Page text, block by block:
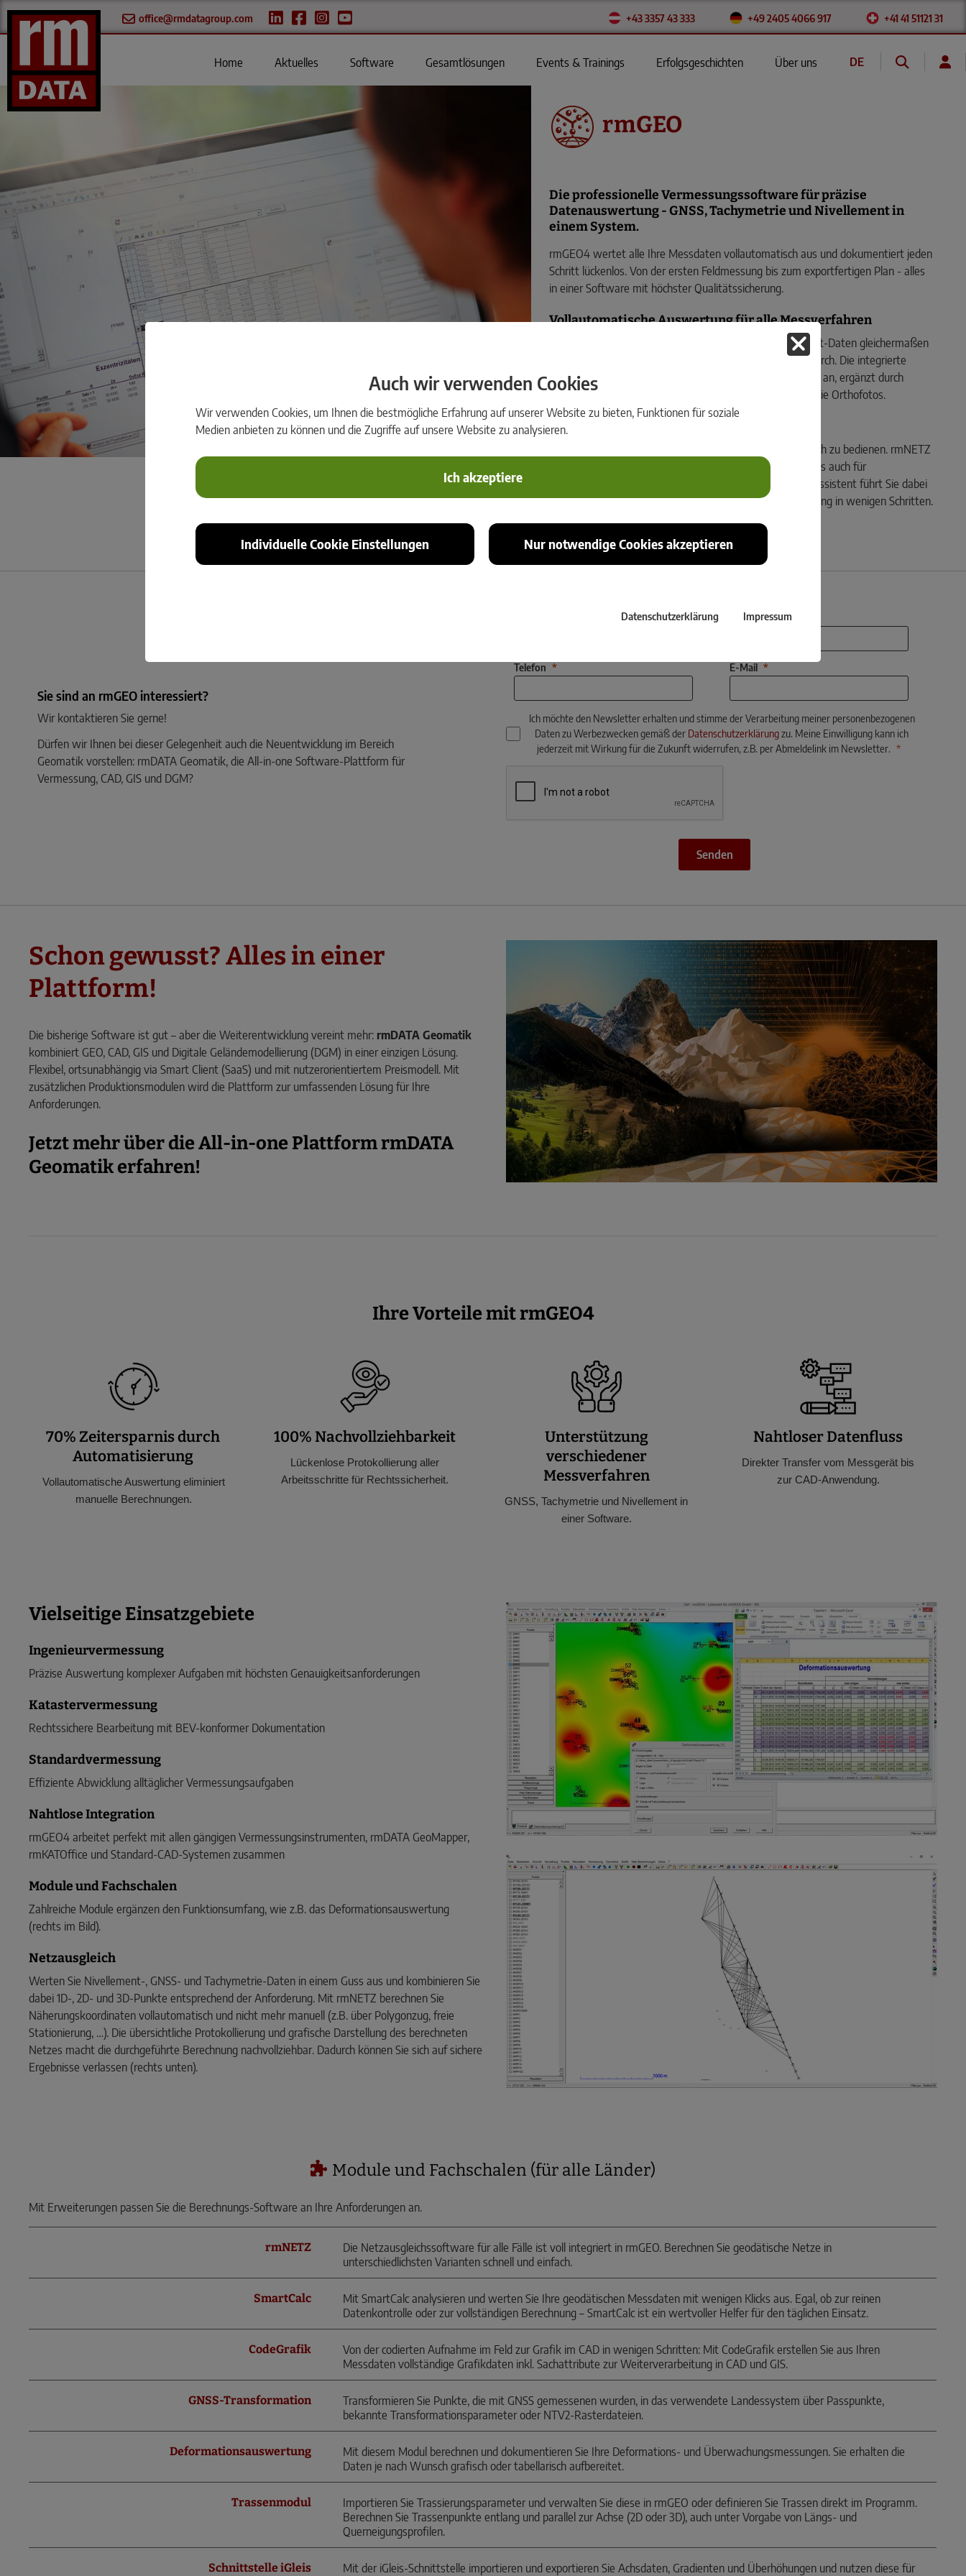
Auch wir verwenden Cookies
Wir verwenden Cookies, um Ihnen die bestmögliche Erfahrung auf unserer Website zu bieten, Funktionen für soziale
Medien anbieten zu können und die Zugriffe auf unsere Website zu analysieren.
Ich akzeptiere
Individuelle Cookie Einstellungen Nur notwendige Cookies akzeptieren
Datenschutzerklärung Impressum
office@rmdatagroup.com +43 3357 43 333 +49 2405 4066 917 +41 41 51121 31
Home Aktuelles Software Gesamtlösungen Events & Trainings Erfolgsgeschichten Über uns
DE
rmGEO
Die professionelle Vermessungssoftware für präzise
Datenauswertung - GNSS, Tachymetrie und Nivellement in
einem System.
rmGEO4 wertet alle Ihre Messdaten vollautomatisch aus und dokumentiert jeden
Schritt lückenlos. Von der ersten Feldmessung bis zum exportfertigen Plan - alles
in einer Software mit höchster Qualitätssicherung.
Vollautomatische Auswertung für alle Messverfahren
rmGEO4 beherrscht GNSS-, Tachymetrie- und Nivellement-Daten gleichermaßen
und führt alle geodätischen Berechnungen automatisch durch. Die integrierte
Grafik zeigt Punkte und Messkonstellationen übersichtlich an, ergänzt durch
Bemaßungen, Redlining-Objekte und Hintergrunddaten wie Orthofotos.
Netzausgleichung mit rmNETZ
Die Software für Netzausgleichung ist vielseitig und einfach zu bedienen. rmNETZ
eignet sich sowohl für alltägliche Vermessungsaufgaben als auch für
anspruchsvolle ingenieurgeodätische Anwendungen. Ein Assistent führt Sie dabei
durch die Netzdefinition und Berechnung – Netzausgleichung in wenigen Schritten.
Sie sind an rmGEO interessiert?
Wir kontaktieren Sie gerne!
Dürfen wir Ihnen bei dieser Gelegenheit auch die Neuentwicklung im Bereich
Geomatik vorstellen: rmDATA Geomatik, die All-in-one Software-Plattform für
Vermessung, CAD, GIS und DGM?
Telefon
Nachname
E-Mail
Ich möchte den Newsletter erhalten und stimme der Verarbeitung meiner personenbezogenen
Daten zu Werbezwecken gemäß der Datenschutzerklärungzu. Meine Einwilligung kann ich
jederzeit mit Wirkung für die Zukunft widerrufen, z.B. per Abmeldelink im Newsletter.
Senden
Schon gewusst? Alles in einer
Plattform!
Die bisherige Software ist gut – aber die Weiterentwicklung vereint mehr: rmDATA Geomatik
kombiniert GEO, CAD, GIS und Digitale Geländemodellierung (DGM) in einer einzigen Lösung.
Flexibel, ortsunabhängig via Smart Client (SaaS) und mit nutzerorientiertem Preismodell. Mit
zusätzlichen Produktionsmodulen wird die Plattform zur umfassenden Lösung für Ihre
Anforderungen.
Jetzt mehr über die All-in-one Plattform rmDATA
Geomatik erfahren!
Ihre Vorteile mit rmGEO4
70% Zeitersparnis durch
Automatisierung
Vollautomatische Auswertung eliminiert
manuelle Berechnungen.
100% Nachvollziehbarkeit
Lückenlose Protokollierung aller
Arbeitsschritte für Rechtssicherheit.
Unterstützung
verschiedener
Messverfahren
GNSS, Tachymetrie und Nivellement in
einer Software.
Nahtloser Datenfluss
Direkter Transfer vom Messgerät bis
zur CAD-Anwendung.
Vielseitige Einsatzgebiete
Ingenieurvermessung
Präzise Auswertung komplexer Aufgaben mit höchsten Genauigkeitsanforderungen
Katastervermessung
Rechtssichere Bearbeitung mit BEV-konformer Dokumentation
Standardvermessung
Effiziente Abwicklung alltäglicher Vermessungsaufgaben
Nahtlose Integration
rmGEO4 arbeitet perfekt mit allen gängigen Vermessungsinstrumenten, rmDATA GeoMapper,
rmKATOffice und Standard-CAD-Systemen zusammen
Module und Fachschalen
Zahlreiche Module ergänzen den Funktionsumfang, wie z.B. das Deformationsauswertung
(rechts im Bild).
Netzausgleich
Werten Sie Nivellement-, GNSS- und Tachymetrie-Daten in einem Guss aus und kombinieren Sie
dabei 1D-, 2D- und 3D-Punkte entsprechend der Anforderung. Mit rmNETZ berechnen Sie
Näherungskoordinaten vollautomatisch und nicht mehr manuell (z.B. über Polygonzug, freie
Stationierung, …). Die übersichtliche Protokollierung und grafische Darstellung des berechneten
Netzes macht die durchgeführte Berechnung nachvollziehbar. Dadurch können Sie sich auf sichere
Ergebnisse verlassen (rechts unten).
Module und Fachschalen (für alle Länder)
Mit Erweiterungen passen Sie die Berechnungs-Software an Ihre Anforderungen an.
rmNETZ
Die Netzausgleichssoftware für alle Fälle ist voll integriert in rmGEO. Berechnen Sie geodätische Netze in
unterschiedlichsten Varianten schnell und einfach.
SmartCalc
Mit SmartCalc analysieren und werten Sie Ihre geodätischen Messdaten mit wenigen Klicks aus. Egal, ob zur reinen
Datenkontrolle oder zur vollständigen Berechnung – SmartCalc ist ein wertvoller Helfer für den täglichen Einsatz.
CodeGrafik
Von der codierten Aufnahme im Feld zur Grafik im CAD in wenigen Schritten: Mit CodeGrafik erstellen Sie aus Ihren
Messdaten vollständige Grafikdaten inkl. Sachattribute zur Weiterverarbeitung in CAD und GIS.
GNSS-Transformation
Transformieren Sie Punkte, die mit GNSS gemessenen wurden, in das verwendete Landessystem über Passpunkte,
bekannte Transformationsparameter oder NTV2-Rasterdateien.
Deformationsauswertung
Mit diesem Modul berechnen und dokumentieren Sie Ihre Deformations- und Überwachungsmessungen. Sie erhalten die
Daten je nach Wunsch grafisch oder tabellarisch aufbereitet.
Trassenmodul
Importieren Sie Trassierungsparameter und verwalten Sie diese in rmGEO oder definieren Sie Trassen direkt im Programm.
Berechnen Sie Trassenpunkte entlang und parallel zur Achse (2D oder 3D), auch unter Vorgabe von Längs- und
Querneigungsprofilen.
Schnittstelle iGleis
Mit der iGleis-Schnittstelle importieren und exportieren Sie Achsdaten, Gradienten und Überhöhungen und nutzen diese für